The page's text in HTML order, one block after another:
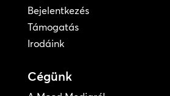
Bejelentkezés
Támogatás
Irodáink
Cégünk